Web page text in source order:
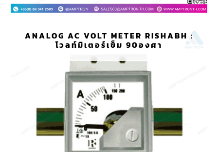
ANALOG AC VOLT METER RISHABH :
โวลท์มิเตอร์เข็ม 90องศา